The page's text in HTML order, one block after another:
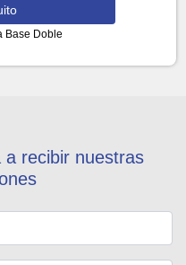
Base Doble
a recibir nuestras